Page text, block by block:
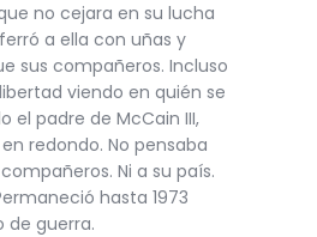
no cejara en su lucha
a ella con uñas y
sus compañeros. Incluso
viendo en quién se
el padre de McCain III,
redondo. No pensaba
Ni a su país.
hasta 1973
de guerra.